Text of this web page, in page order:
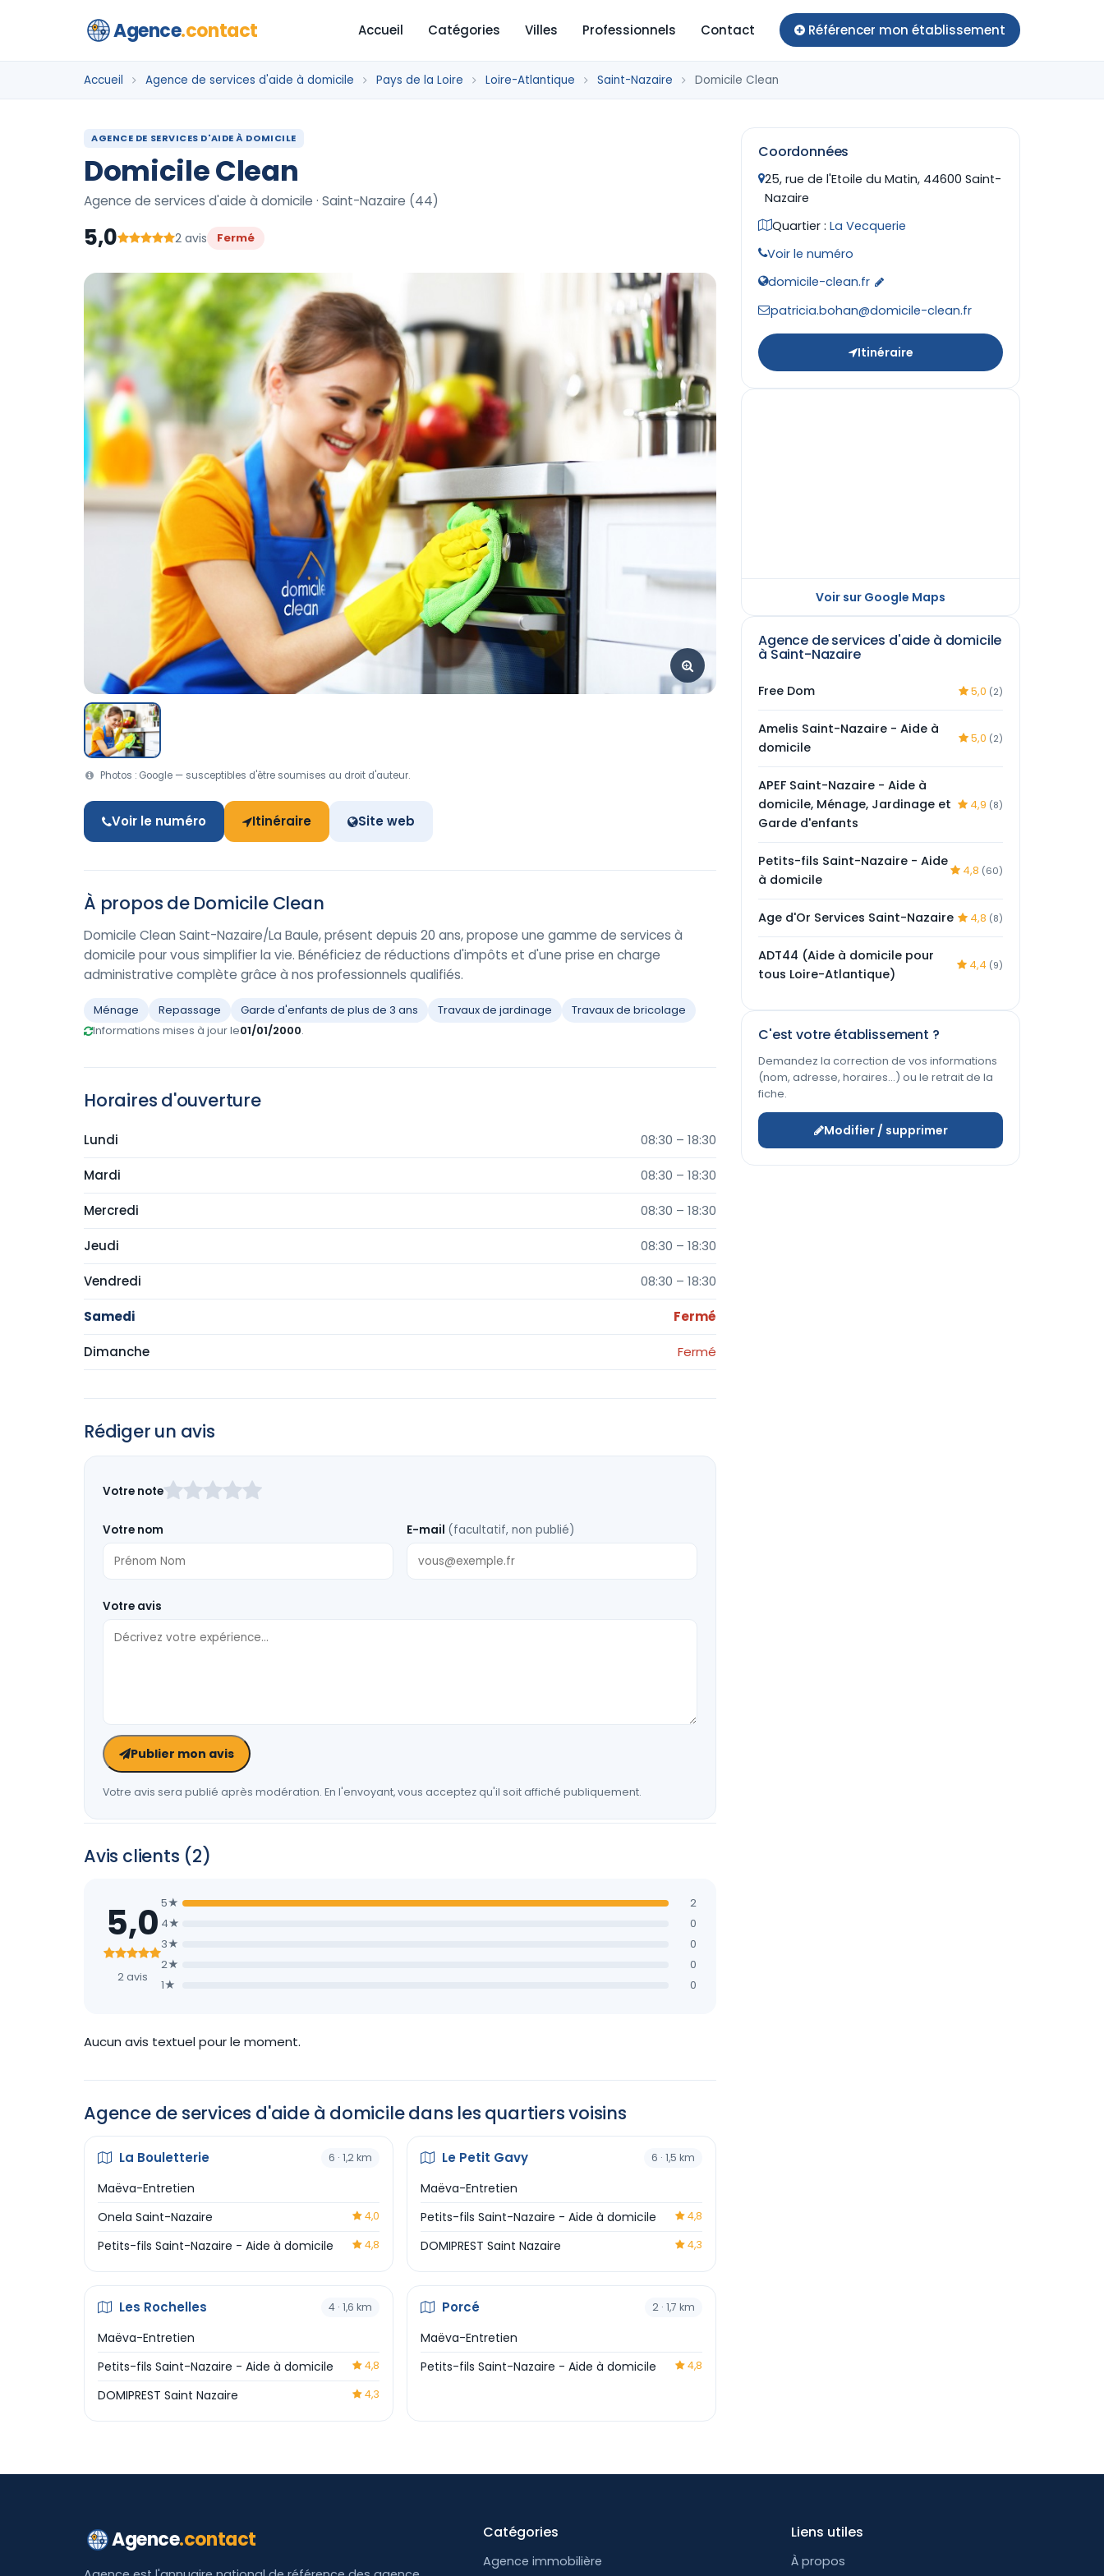
Agence.contact Accueil Catégories Villes Professionnels Contact Référencer mon établissement
Accueil Agence de services d'aide à domicile Pays de la Loire Loire-Atlantique Saint-Nazaire Domicile Clean
AGENCE DE SERVICES D'AIDE À DOMICILE
Domicile Clean
Agence de services d'aide à domicile · Saint-Nazaire (44)
5,0 2 avis Fermé
Photos : Google — susceptibles d'être soumises au droit d'auteur.
Voir le numéro Itinéraire Site web
À propos de Domicile Clean
Domicile Clean Saint-Nazaire/La Baule, présent depuis 20 ans, propose une gamme de services à
domicile pour vous simplifier la vie. Bénéficiez de réductions d'impôts et d'une prise en charge
administrative complète grâce à nos professionnels qualifiés.
Ménage Repassage Garde d'enfants de plus de 3 ans Travaux de jardinage
Travaux de bricolage
Informations mises à jour le01/01/2000.
Horaires d'ouverture
Lundi 08:30 – 18:30
Mardi 08:30 – 18:30
Mercredi 08:30 – 18:30
Jeudi 08:30 – 18:30
Vendredi 08:30 – 18:30
Samedi Fermé
Dimanche Fermé
Rédiger un avis
ce
vide
Votre note
Votre nom E-mail (facultatif, non publié)
Votre avis
Publier mon avis
Votre avis sera publié après modération. En l'envoyant, vous acceptez qu'il soit affiché publiquement.
Avis clients (2)
5,0
2 avis
5★
2
4★
0
3★
0
2★
0
1★
0
Aucun avis textuel pour le moment.
Agence de services d'aide à domicile dans les quartiers voisins
La Bouletterie 6 · 1,2 km
Maëva-Entretien
Onela Saint-Nazaire
4,0
Petits-fils Saint-Nazaire - Aide à domicile 4,8
Le Petit Gavy 6 · 1,5 km
Maëva-Entretien
Petits-fils Saint-Nazaire - Aide à domicile
4,8
DOMIPREST Saint Nazaire 4,3
Les Rochelles 4 · 1,6 km
Maëva-Entretien
Petits-fils Saint-Nazaire - Aide à domicile
4,8
DOMIPREST Saint Nazaire 4,3
Porcé 2 · 1,7 km
Maëva-Entretien
Petits-fils Saint-Nazaire - Aide à domicile
4,8
Coordonnées
25, rue de l'Etoile du Matin, 44600 Saint-
Nazaire
Quartier : La Vecquerie
Voir le numéro
domicile-clean.fr
patricia.bohan@domicile-clean.fr
Itinéraire
Voir sur Google Maps
Agence de services d'aide à domicile
à Saint-Nazaire
Free Dom 5,0 (2)
Amelis Saint-Nazaire - Aide à
domicile
5,0 (2)
APEF Saint-Nazaire - Aide à
domicile, Ménage, Jardinage et
Garde d'enfants
4,9 (8)
Petits-fils Saint-Nazaire - Aide
à domicile
4,8 (60)
Age d'Or Services Saint-Nazaire 4,8 (8)
ADT44 (Aide à domicile pour
tous Loire-Atlantique)
4,4 (9)
C'est votre établissement ?
Demandez la correction de vos informations
(nom, adresse, horaires…) ou le retrait de la
fiche.
Modifier / supprimer
Agence.contact Catégories
Agence immobilière
Liens utiles
À propos